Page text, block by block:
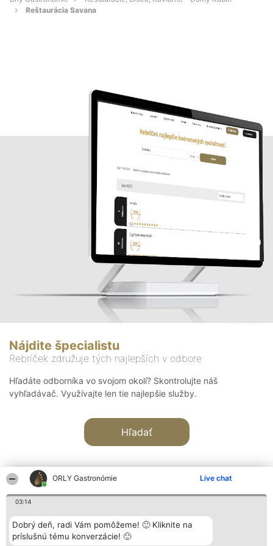
ORLY Gastronómie Live chat
03:14
Dobrý deň, radi Vám pomôžeme! 🙂 Kliknite na
príslušnú tému konverzácie! 🙂
Reštaurácia Savana
Nájdite špecialistu
Rebríček združuje tých najlepších v odbore
Hľadáte odborníka vo svojom okolí? Skontrolujte náš
vyhľadávač. Využívajte len tie najlepšie služby.
Hľadať
Organizátor hodnotenia
Bright Side Solutions sp. z o.
o. sp. k.
Hodnotenie
Laureáti
Lista
Kontakt
Kontakt